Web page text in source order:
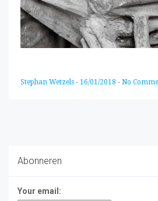
Stephan Wetzels - 16/01/2018 - No
Abonneren
Your email: